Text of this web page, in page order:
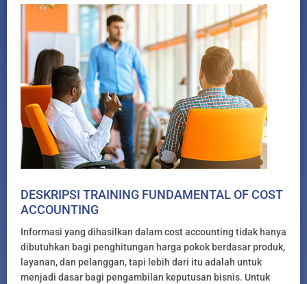
DESKRIPSI TRAINING FUNDAMENTAL OF COST
ACCOUNTING
Informasi yang dihasilkan dalam cost accounting tidak hanya
dibutuhkan bagi penghitungan harga pokok berdasar produk,
layanan, dan pelanggan, tapi lebih dari itu adalah untuk
menjadi dasar bagi pengambilan keputusan bisnis. Untuk